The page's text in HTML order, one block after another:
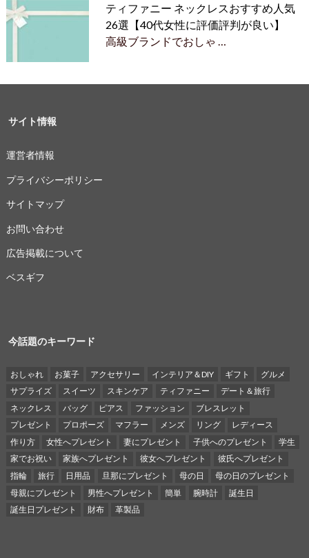
ティファニー ネックレスおすすめ人気
26選【40代女性に評価評判が良い】
高級ブランドでおしゃ …
サイト情報
運営者情報
プライバシーポリシー
サイトマップ
お問い合わせ
広告掲載について
ベスギフ
今話題のキーワード
おしゃれ お菓子 アクセサリー インテリア＆DIY ギフト
グルメ
サプライズ
スイーツ スキンケア ティファニー
デート＆旅行
ネックレス
バッグ ピアス ファッション
ブレスレット
プレゼント
プロポーズ マフラー メンズ リング
レディース
作り方
女性へプレゼント 妻にプレゼント 子供へのプレゼント
学生
家でお祝い
家族へプレゼント 彼女へプレゼント
彼氏へプレゼント
指輪
旅行 日用品 旦那にプレゼント 母の日
母の日のプレゼント
母親にプレゼント
男性へプレゼント 簡単 腕時計
誕生日
誕生日プレゼント
財布 革製品